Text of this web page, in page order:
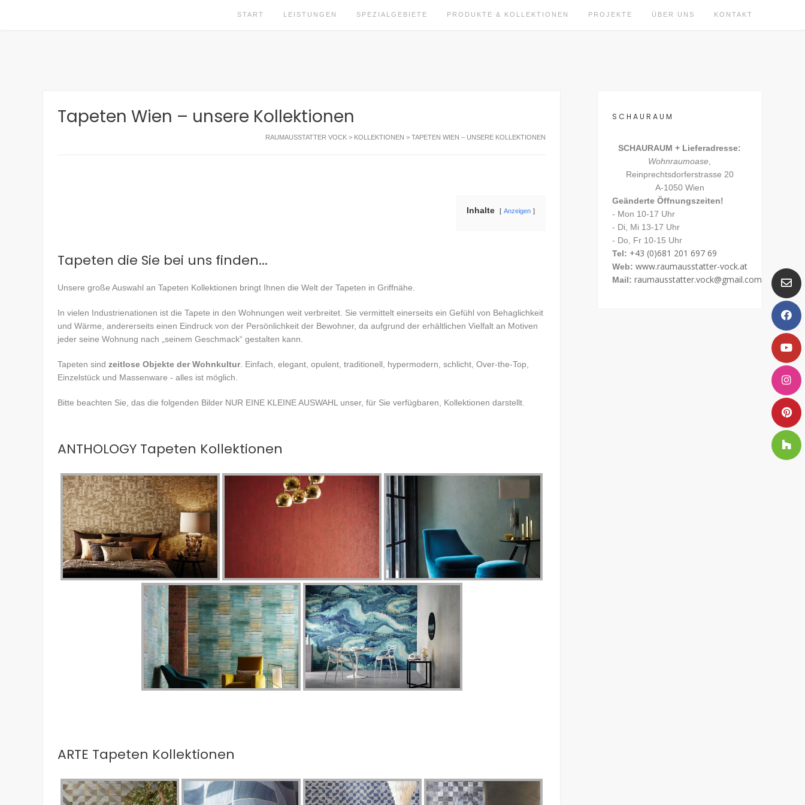
START LEISTUNGEN SPEZIALGEBIETE PRODUKTE & KOLLEKTIONEN PROJEKTE ÜBER UNS KONTAKT
Tapeten Wien – unsere Kollektionen
RAUMAUSSTATTER VOCK > KOLLEKTIONEN >TAPETEN WIEN – UNSERE KOLLEKTIONEN
Inhalte Anzeigen
Tapeten die Sie bei uns finden...
Unsere große Auswahl an Tapeten Kollektionen bringt Ihnen die Welt der Tapeten in Griffnähe.
In vielen Industrienationen ist die Tapete in den Wohnungen weit verbreitet. Sie vermittelt einerseits ein Gefühl von Behaglichkeit
und Wärme, andererseits einen Eindruck von der Persönlichkeit der Bewohner, da aufgrund der erhältlichen Vielfalt an Motiven
jeder seine Wohnung nach „seinem Geschmack“ gestalten kann.
Tapeten sind zeitlose Objekte der Wohnkultur. Einfach, elegant, opulent, traditionell, hypermodern, schlicht, Over-the-Top,
Einzelstück und Massenware - alles ist möglich.
Bitte beachten Sie, das die folgenden Bilder NUR EINE KLEINE AUSWAHL unser, für Sie verfügbaren, Kollektionen darstellt.
ANTHOLOGY Tapeten Kollektionen
ARTE Tapeten Kollektionen
SCHAURAUM
SCHAURAUM + Lieferadresse:
Wohnraumoase
Reinprechtsdorferstrasse 20
A-1050 Wien
Geänderte Öffnungszeiten!
- Mon 10-17 Uhr
- Di, Mi 13-17 Uhr
- Do, Fr 10-15 Uhr
Tel: +43 (0)681 201 697 69
Web: www.raumausstatter-vock.at
Mail: raumausstatter.vock@gmail.com